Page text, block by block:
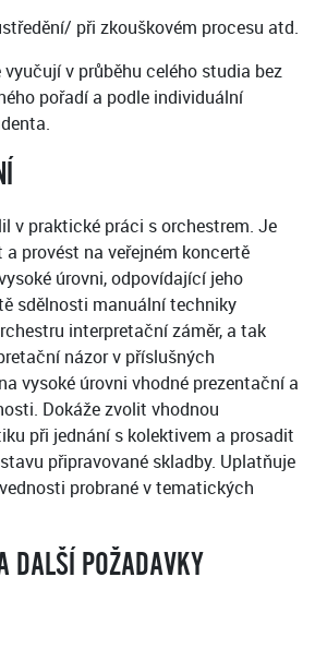
při zkouškovém procesu atd.
v průběhu celého studia bez
pořadí a podle individuální
v praktické práci s orchestrem. Je
provést na veřejném koncertě
úrovni, odpovídající jeho
sdělnosti manuální techniky
interpretační záměr, a tak
názor v příslušných
vysoké úrovni vhodné prezentační a
Dokáže zvolit vhodnou
při jednání s kolektivem a prosadit
připravované skladby. Uplatňuje
probrané v tematických
DALŠÍ POŽADAVKY